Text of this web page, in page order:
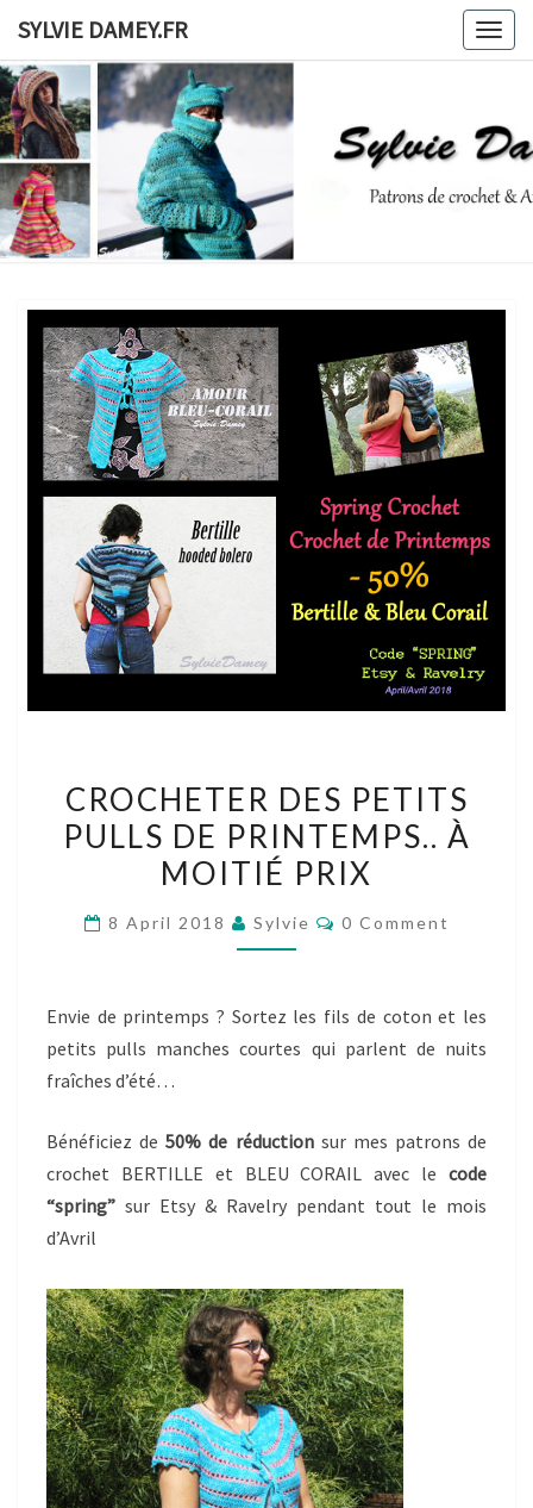
content
SYLVIE DAMEY.FR
SYLVIE
De
Crochet
Ateliers
DES
PETITS
PULLS
PRINTEMPS..
PRIX
CROCHETER DES PETITS
PULLS DE PRINTEMPS.. À
MOITIÉ PRIX
8 April 2018 Sylvie Comments
0 Comment
Envie de printemps ? Sortez les fils de coton et les
petits pulls manches courtes qui parlent de nuits
fraîches d’été…
Bénéficiez de50% de réductionsur mes patrons de
crochet BERTILLE et BLEU CORAIL avec le code
“spring” sur Etsy & Ravelry pendant tout le mois
d’Avril